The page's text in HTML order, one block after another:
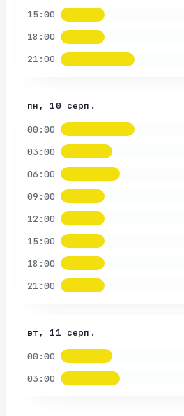
15:00
18:00
21:00
пн, 10 серп.
00:00
03:00
06:00
09:00
12:00
15:00
18:00
21:00
вт, 11 серп.
00:00
03:00